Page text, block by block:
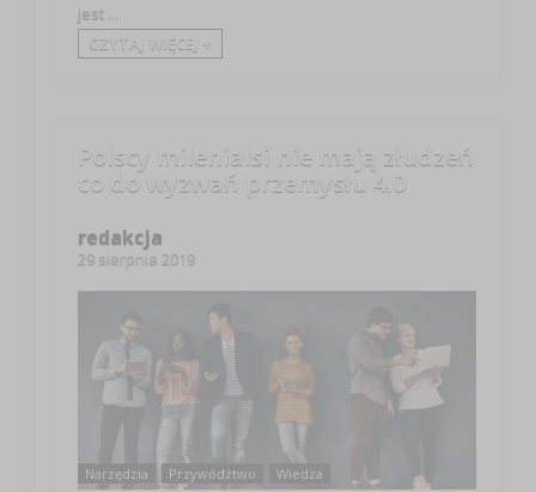
jest ...
CZYTAJ WIĘCEJ +
Polscy milenialsi nie mają złudzeń
co do wyzwań przemysłu 4.0
redakcja
29 sierpnia 2019
Narzędzia Przywództwo Wiedza